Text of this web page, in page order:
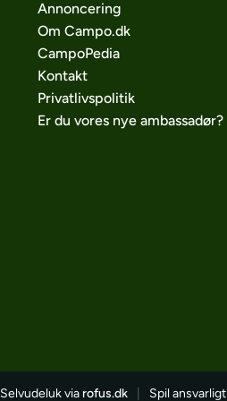
Annoncering
Om Campo.dk
CampoPedia
Kontakt
Privatlivspolitik
Er du vores nye ambassadør?
Selvudeluk via rofus.dk Spil ansvarligt